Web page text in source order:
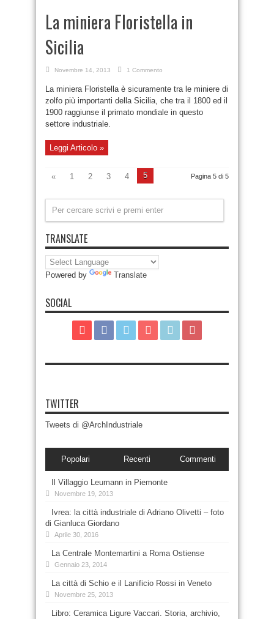
La miniera Floristella in
Sicilia
Novembre 14, 2013 1 Commento
La miniera Floristella è sicuramente tra le miniere di
zolfo più importanti della Sicilia, che tra il 1800 ed il
1900 raggiunse il primato mondiale in questo
settore industriale.
Leggi Articolo »
Pagina 5 di 5
« 1 2 3 4 5
TRANSLATE
Powered by Translate
SOCIAL
TWITTER
Tweets di @ArchIndustriale
Popolari Recenti Commenti
Il Villaggio Leumann in Piemonte
Novembre 19, 2013
Ivrea: la città industriale di Adriano Olivetti – foto
di Gianluca Giordano
Aprile 30, 2016
La Centrale Montemartini a Roma Ostiense
Gennaio 23, 2014
La città di Schio e il Lanificio Rossi in Veneto
Novembre 25, 2013
Libro: Ceramica Ligure Vaccari. Storia, archivio,